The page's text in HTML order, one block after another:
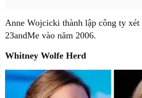
Anne Wojcicki thành lập công ty
23andMe vào năm 2006.
Whitney Wolfe Herd